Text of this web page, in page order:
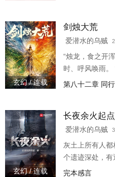
抗”的历程。
玄幻 / 连载
剑烛大荒
爱潜水的乌贼
“烛龙，食之开
时、呼风唤雨
百世、九头各行
子看得不太一样
边的人：“你是
据身体变化开
第八十二章 同行
玄幻 / 连载
长夜余火起点
爱潜水的乌贼
灰土上所有人
个遗迹深处，有
一把独特的钥匙
完本感言